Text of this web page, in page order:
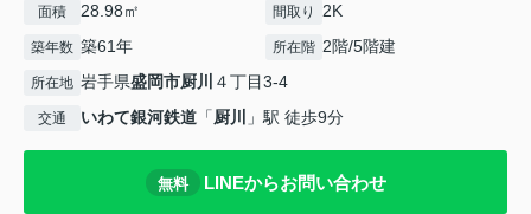
面積 28.98㎡ 間取り 2K
築年数 築61年 所在階 2階/5階建
所在地 岩手県盛岡市厨川 ４丁目3-4
交通 いわて銀河鉄道 「厨川 」駅 徒歩9分
無料 LINEからお問い合わせ